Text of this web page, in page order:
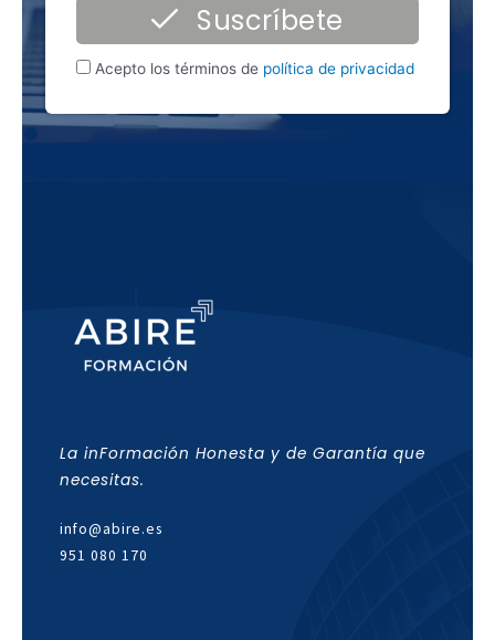
Suscríbete
Acepto los términos de política de privacidad
La inFormación Honesta y de Garantía que
necesitas.
info@abire.es
951 080 170